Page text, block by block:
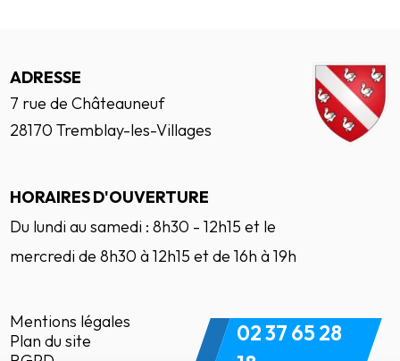
ADRESSE
7 rue de Châteauneuf
28170 Tremblay-les-Villages
HORAIRES D'OUVERTURE
Du lundi au samedi : 8h30 - 12h15 et le
mercredi de 8h30 à 12h15 et de 16h à 19h
Mentions légales
Plan du site
02 37 65 28